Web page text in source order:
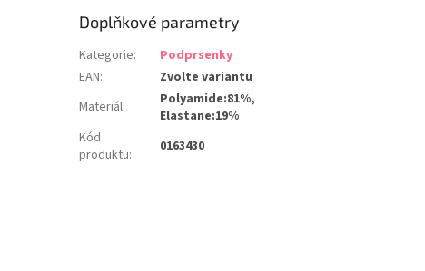
Doplňkové parametry
Kategorie:
Podprsenky
EAN:
Zvolte variantu
Materiál:
Polyamide:81%,
Elastane:19%
Kód
produktu: 0163430